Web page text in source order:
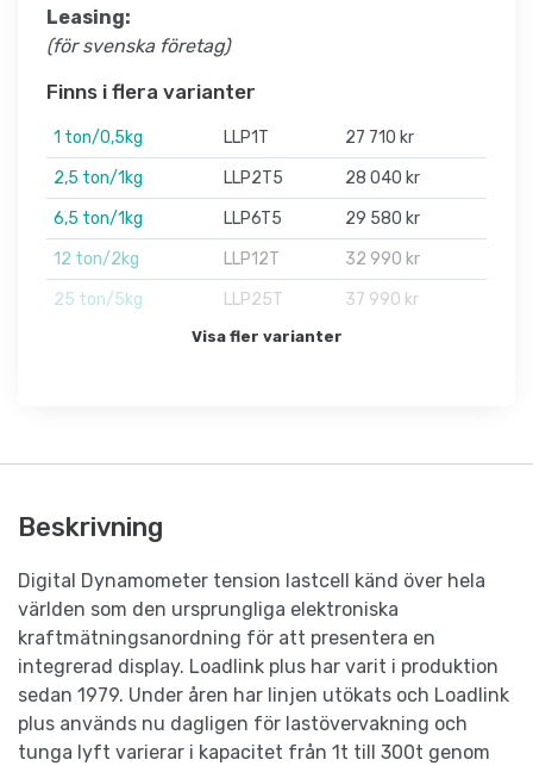
Leasing:
(för svenska företag)
Finns i flera varianter
1 ton/0,5kg LLP1T
27 710 kr
2,5 ton/1kg
LLP2T5
28 040 kr
6,5 ton/1kg
LLP6T5
29 580 kr
12 ton/2kg
LLP12T
32 990 kr
25 ton/5kg
LLP25T 37 990 kr
Visa fler varianter
Beskrivning
Digital Dynamometer tension lastcell känd över hela
världen som den ursprungliga elektroniska
kraftmätningsanordning för att presentera en
integrerad display. Loadlink plus har varit i produktion
sedan 1979. Under åren har linjen utökats och Loadlink
plus används nu dagligen för lastövervakning och
tunga lyft varierar i kapacitet från 1t till 300t genom